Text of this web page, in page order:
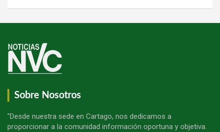
Sobre Nosotros
"Desde nuestra sede en Cartago, nos dedicamos a
proporcionar a la comunidad información oportuna y objetiva.